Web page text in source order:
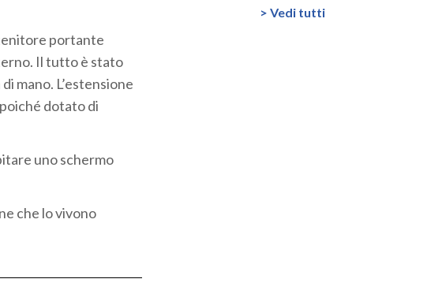
portante
Il tutto è stato
mano. L’estensione
dotato di
uno schermo
che lo vivono
> Vedi tutti